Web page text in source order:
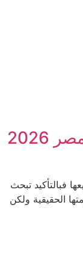
سعر الساعة الرولكس في مصر 2026
فبالتأكيد تبحث
الحقيقية ولكن